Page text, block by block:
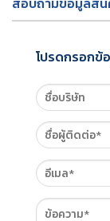
สอบถามข้อมูลสิน
โปรดกรอกข้